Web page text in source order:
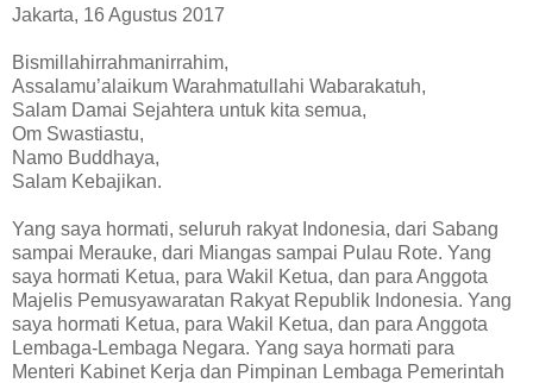
Jakarta, 16 Agustus 2017
Bismillahirrahmanirrahim,
Assalamu’alaikum Warahmatullahi Wabarakatuh,
Salam Damai Sejahtera untuk kita semua,
Om Swastiastu,
Namo Buddhaya,
Salam Kebajikan.
Yang saya hormati, seluruh rakyat Indonesia, dari Sabang
sampai Merauke, dari Miangas sampai Pulau Rote. Yang
saya hormati Ketua, para Wakil Ketua, dan para Anggota
Majelis Pemusyawaratan Rakyat Republik Indonesia. Yang
saya hormati Ketua, para Wakil Ketua, dan para Anggota
Lembaga-Lembaga Negara. Yang saya hormati para
Menteri Kabinet Kerja dan Pimpinan Lembaga Pemerintah